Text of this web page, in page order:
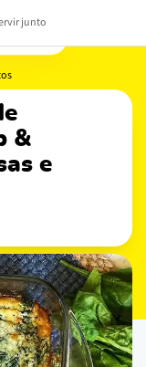
&
e
junto